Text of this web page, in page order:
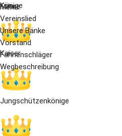
Könige
Kaiser
Jungschützenkönige
Fahne
Vereinslied
Unsere Bänke
Vorstand
Fahnenschläger
Wegbeschreibung
Mehr...